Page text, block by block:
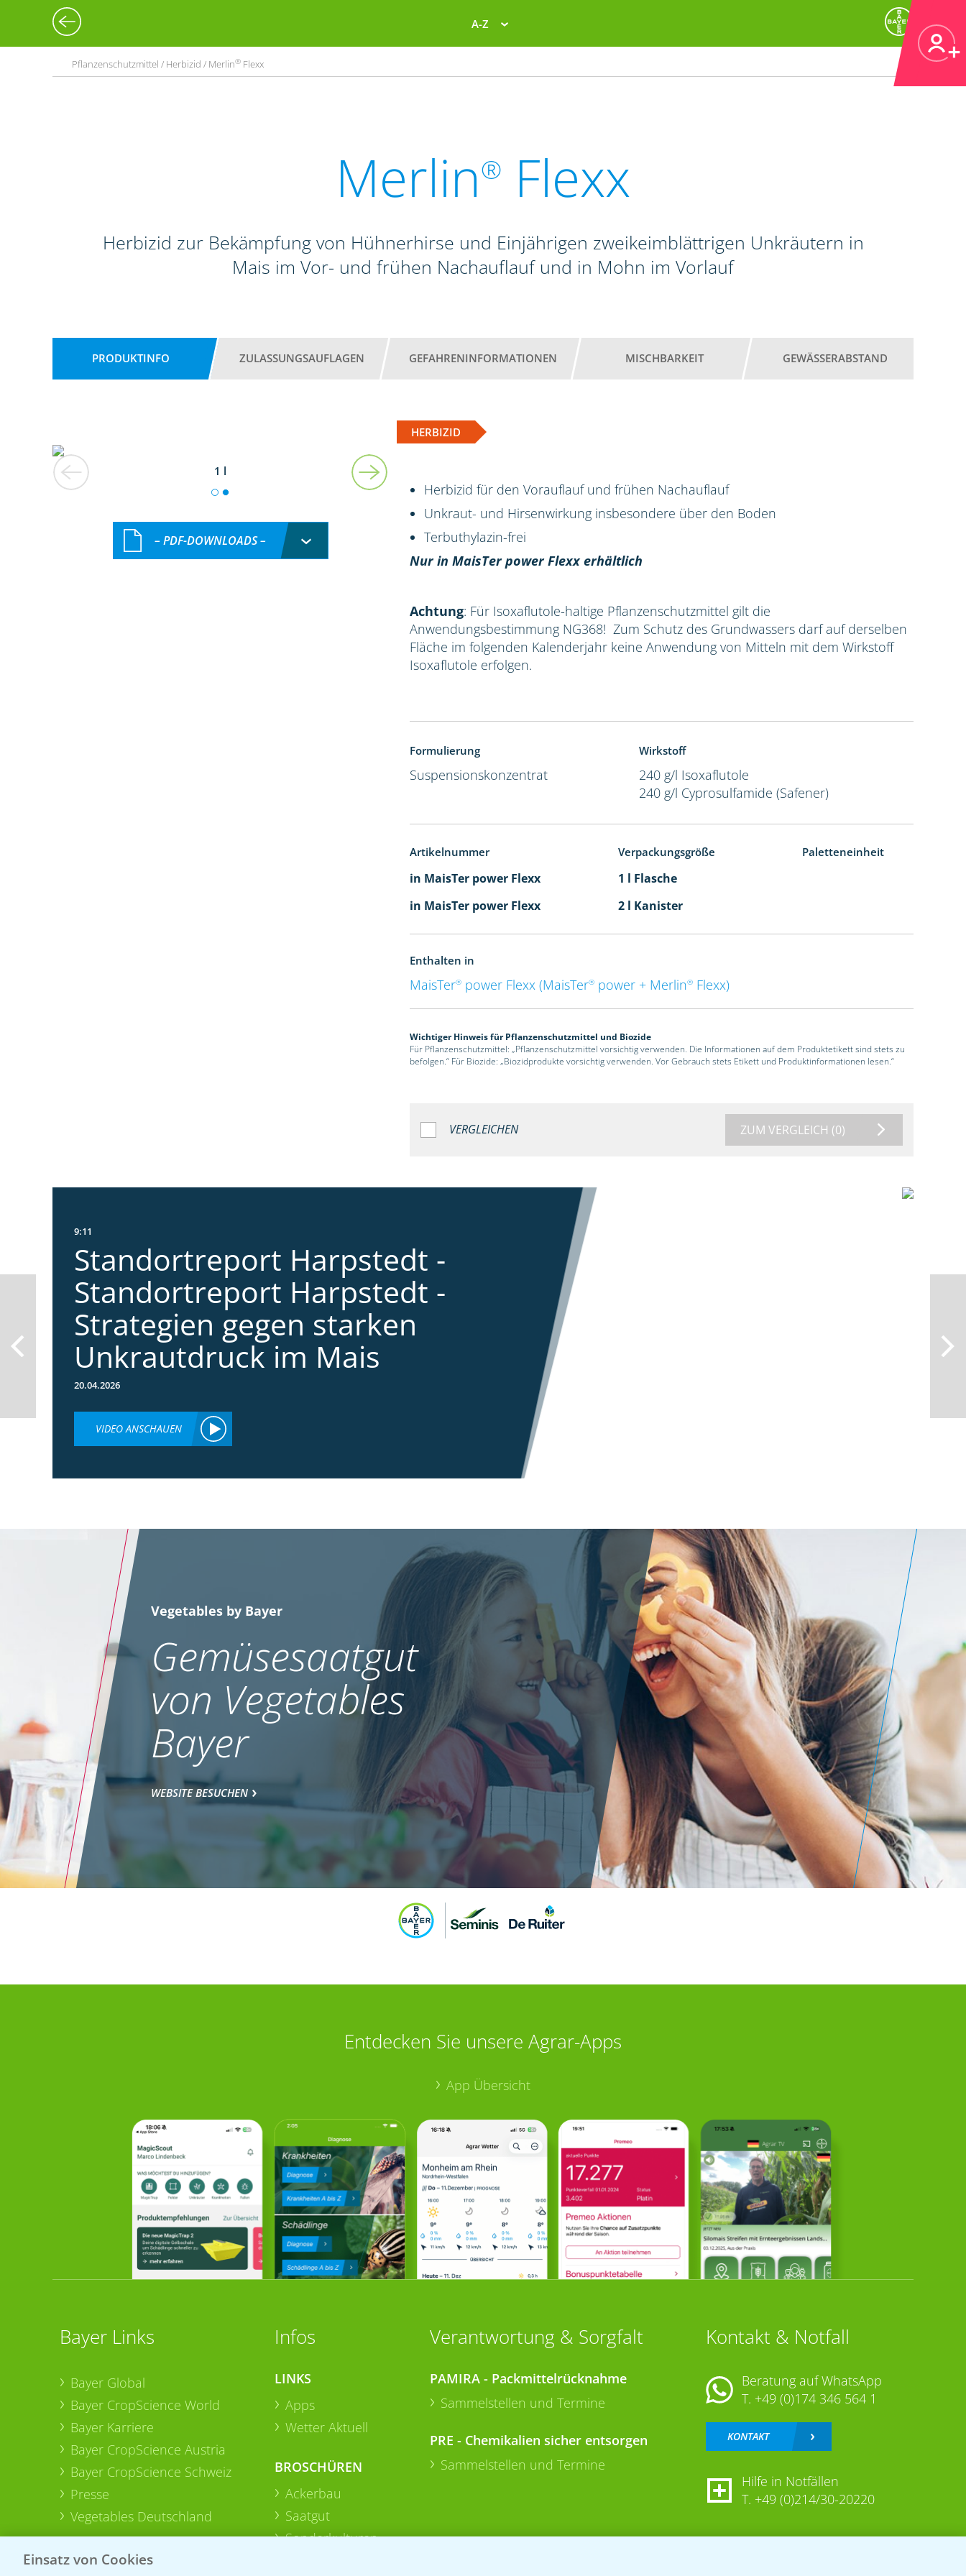
A-Z
Pflanzenschutzmittel / Herbizid / Merlin® Flexx
Merlin® Flexx
Herbizid zur Bekämpfung von Hühnerhirse und Einjährigen zweikeimblättrigen Unkräutern in
Mais im Vor- und frühen Nachauflauf und in Mohn im Vorlauf
PRODUKTINFO ZULASSUNGSAUFLAGEN GEFAHRENINFORMATIONEN MISCHBARKEIT GEWÄSSERABSTAND
HERBIZID
1 l
– PDF-DOWNLOADS –
Herbizid für den Vorauflauf und frühen Nachauflauf
Unkraut- und Hirsenwirkung insbesondere über den Boden
Terbuthylazin-frei
Nur in MaisTer power Flexx erhältlich
Achtung: Für Isoxaflutole-haltige Pflanzenschutzmittel gilt die
Anwendungsbestimmung NG368! Zum Schutz des Grundwassers darf auf derselben
Fläche im folgenden Kalenderjahr keine Anwendung von Mitteln mit dem Wirkstoff
Isoxaflutole erfolgen.
Formulierung
Suspensionskonzentrat
Wirkstoff
240 g/l Isoxaflutole
240 g/l Cyprosulfamide (Safener)
Artikelnummer Verpackungsgröße Paletteneinheit
in MaisTer power Flexx
1 l Flasche
in MaisTer power Flexx
2 l Kanister
Enthalten in
MaisTer® power Flexx (MaisTer® power + Merlin® Flexx)
Wichtiger Hinweis für Pflanzenschutzmittel und Biozide
Für Pflanzenschutzmittel: „Pflanzenschutzmittel vorsichtig verwenden. Die Informationen auf dem Produktetikett sind stets zu
befolgen.“ Für Biozide: „Biozidprodukte vorsichtig verwenden. Vor Gebrauch stets Etikett und Produktinformationen lesen.“
VERGLEICHEN ZUM VERGLEICH (0)
9:11
Standortreport Harpstedt -
Standortreport Harpstedt -
Strategien gegen starken
Unkrautdruck im Mais
20.04.2026
VIDEO ANSCHAUEN
Vegetables by Bayer
Gemüsesaatgut
von Vegetables
Bayer
WEBSITE BESUCHEN
Entdecken Sie unsere Agrar-Apps
App Übersicht
Bayer Links
Bayer Global
Bayer CropScience World
Bayer Karriere
Bayer CropScience Austria
Bayer CropScience Schweiz
Presse
Vegetables Deutschland
Infos
LINKS
Apps
Wetter Aktuell
BROSCHÜREN
Ackerbau
Saatgut
Sonderkulturen
Verantwortung & Sorgfalt
PAMIRA - Packmittelrücknahme
Sammelstellen und Termine
PRE - Chemikalien sicher entsorgen
Sammelstellen und Termine
Kontakt & Notfall
Beratung auf WhatsApp
T. +49 (0)174 346 564 1
KONTAKT
Hilfe in Notfällen
T. +49 (0)214/30-20220
Einsatz von Cookies